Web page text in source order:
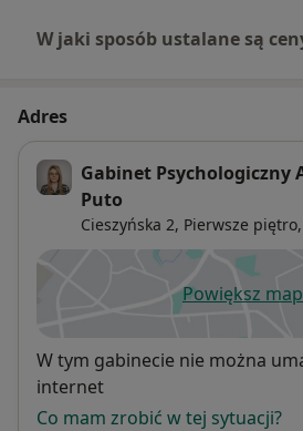
W jaki sposób ustalane są
Adres
Gabinet Psychologiczny
Puto
Cieszyńska 2, Pierwsze
Powiększ
Dostępność
W tym gabinecie nie można
internet
Co mam zrobić w tej sytuacji?